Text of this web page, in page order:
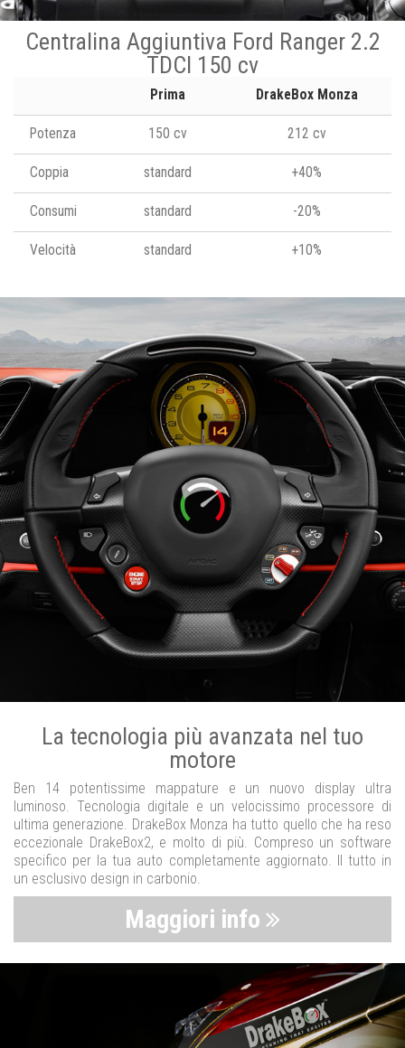
Centralina Aggiuntiva Ford Ranger 2.2
TDCI 150 cv
Prima DrakeBox Monza
Potenza 150 cv 212 cv
Coppia standard +40%
Consumi standard -20%
Velocità standard +10%
La tecnologia più avanzata nel tuo
motore
Ben 14 potentissime mappature e un nuovo display ultra
luminoso. Tecnologia digitale e un velocissimo processore di
ultima generazione. DrakeBox Monza ha tutto quello che ha reso
eccezionale DrakeBox2, e molto di più. Compreso un software
specifico per la tua auto completamente aggiornato. Il tutto in
un esclusivo design in carbonio.
Maggiori info